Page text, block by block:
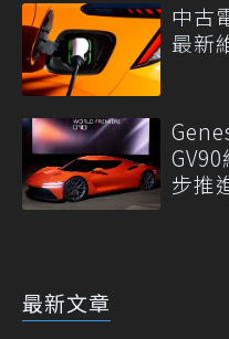
中古
最新
步推
最新文章